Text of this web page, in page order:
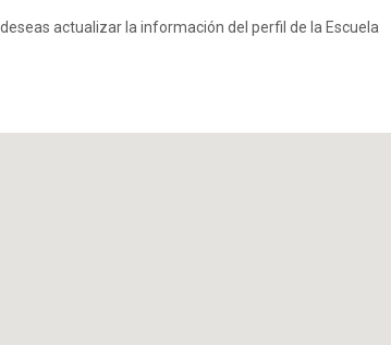
actualizar la información del perfil de la Escuela